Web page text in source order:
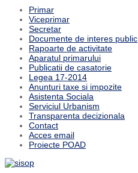
Primar
Viceprimar
Secretar
Documente de interes public
Rapoarte de activitate
Aparatul primarului
Publicatii de casatorie
Legea 17-2014
Anunturi taxe si impozite
Asistenta Sociala
Serviciul Urbanism
Transparenta decizionala
Contact
Acces email
Proiecte POAD